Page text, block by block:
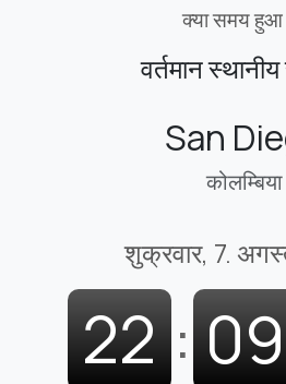
क्या समय हुआ
वर्तमान
San
कोलम्बिया
शुक्रवार, 7.
22 : 09